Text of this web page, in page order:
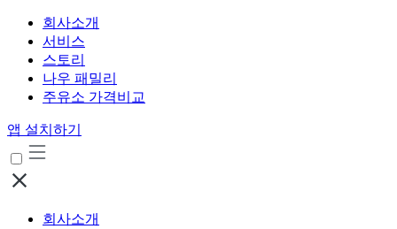
회사소개
서비스
스토리
나우 패밀리
주유소 가격비교
앱 설치하기
회사소개